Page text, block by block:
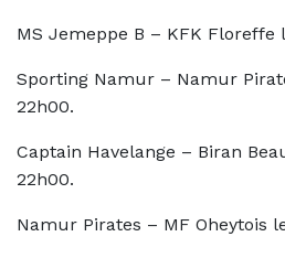
MS Jemeppe B – KFK Floreffe
Sporting Namur – Namur
22h00.
Captain Havelange – Biran
22h00.
Namur Pirates – MF Oheytois